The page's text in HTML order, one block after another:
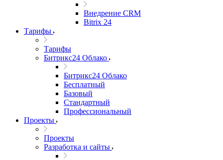
Внедрение CRM
Bitrix 24
Тарифы
Тарифы
Битрикс24 Облако
Битрикс24 Облако
Бесплатный
Базовый
Стандартный
Профессиональный
Проекты
Проекты
Разработка и сайты